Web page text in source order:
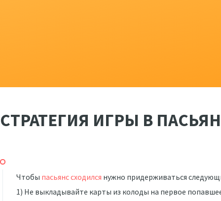
СТРАТЕГИЯ ИГРЫ В
Чтобы пасьянс сходился нужно придерживаться
1) Не выкладывайте карты из колоды на первое